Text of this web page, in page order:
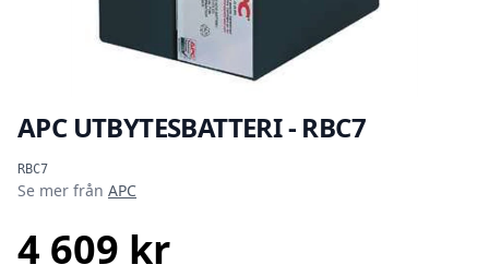
APC UTBYTESBATTERI - RBC7
RBC7
Produktinformation
Se mer från APC
4 609 kr